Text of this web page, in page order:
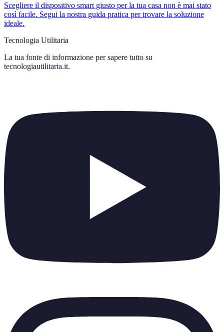
Scegliere il dispositivo smart giusto per la tua casa non è mai stato
così facile. Segui la nostra guida pratica per trovare la soluzione
ideale.
Tecnologia Utilitaria
La tua fonte di informazione per sapere tutto su
tecnologiautilitaria.it.